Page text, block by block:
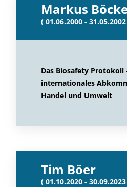
Markus
( 01.06.2000 -
Das Biosafety Protokoll
internationales
Handel und Umwelt
Tim Böer
( 01.10.2020 -